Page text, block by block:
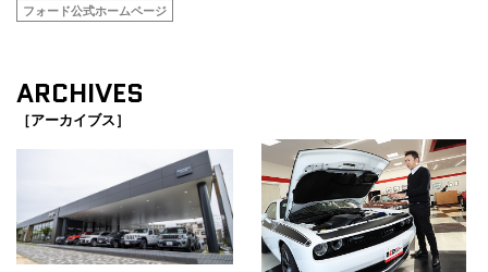
フォード公式ホームページ
ARCHIVES
［アーカイブス］